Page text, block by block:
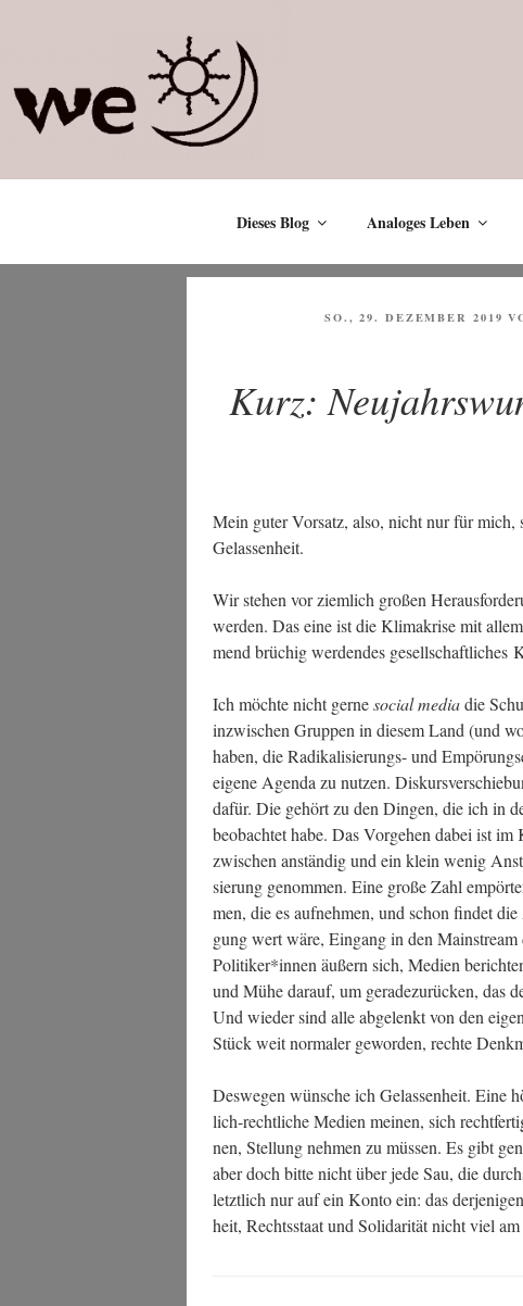
Dieses Blog Analoges Leben
VERÖFFENTLICHT
SO., 29. DEZEMBER 2019
Kurz:
Mein guter Vor­satz, also, nicht nur für mich,
Gelassenheit.
Wir ste­hen vor ziem­lich gro­ßen
wer­den. Das eine ist die Kli­ma­kri­se mit
mend brü­chig wer­den­des gesell­schaft­li­ches
Ich möch­te nicht ger­nesocial mediadie
inzwi­schen Grup­pen in die­sem Land (und
haben, die Radi­ka­li­sie­rungs- und
eige­ne Agen­da zu nut­zen.
dafür. Die gehört zu den Din­gen, die ich in
beob­ach­tet habe. Das Vor­ge­hen dabei ist
zwi­schen anstän­dig und ein klein wenig
sie­rung genom­men. Eine gro­ße Zahl
men, die es auf­neh­men, und schon fin­det
gung wert wäre, Ein­gang in den
Politiker*innen äußern sich, Medi­en
und Mühe dar­auf, um gera­de­zu­rü­cken, das
Und wie­der sind alle abge­lenkt von den
Stück weit nor­ma­ler gewor­den, rech­te
Des­we­gen wün­sche ich Gelas­sen­heit. Eine
lich-recht­li­che Medi­en mei­nen, sich
nen, Stel­lung neh­men zu müs­sen. Es gibt
aber doch bit­te nicht über jede Sau, die
letzt­lich nur auf ein Kon­to ein: das
heit, Rechts­staat und Soli­da­ri­tät nicht viel